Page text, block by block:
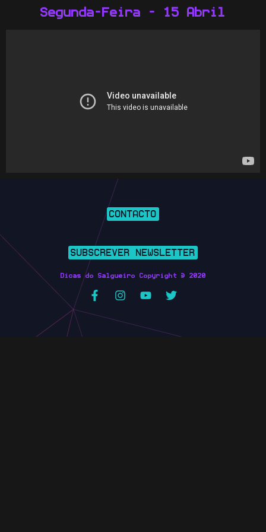
Segunda-Feira - 15 Abril
CONTACTO
SUBSCREVER NEWSLETTER
Dicas do Salgueiro Copyright © 2020